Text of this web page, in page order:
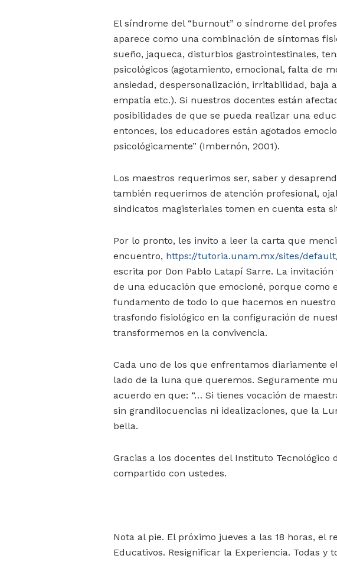
El síndrome del “burnout” o síndrome del
aparece como una combinación de síntomas
sueño, jaqueca, disturbios gastrointestinales,
psicológicos (agotamiento, emocional, falta de
ansiedad, despersonalización, irritabilidad, baja
empatía etc.). Si nuestros docentes están
posibilidades de que se pueda realizar una
entonces, los educadores están agotados
psicológicamente” (Imbernón, 2001).
Los maestros requerimos ser, saber y
también requerimos de atención profesional,
sindicatos magisteriales tomen en cuenta esta
Por lo pronto, les invito a leer la carta que
encuentro, https://tutoria.unam.mx/sites/
escrita por Don Pablo Latapí Sarre. La
de una educación que emocioné, porque como
fundamento de todo lo que hacemos en
trasfondo fisiológico en la configuración de
transformemos en la convivencia.
Cada uno de los que enfrentamos diariamente
lado de la luna que queremos. Seguramente
acuerdo en que: “… Si tienes vocación de
sin grandilocuencias ni idealizaciones, que la
bella.
Gracias a los docentes del Instituto Tecnológico
compartido con ustedes.
Nota al pie. El próximo jueves a las 18 horas, el
Educativos. Resignificar la Experiencia. Todas y